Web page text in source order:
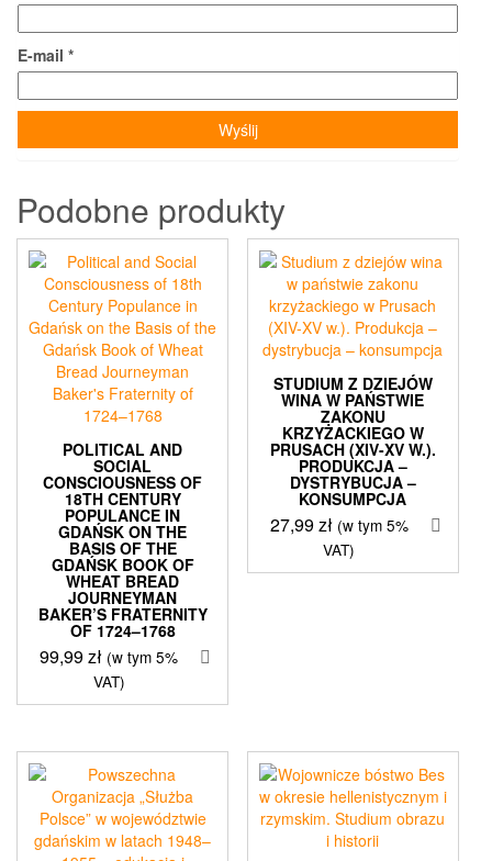
E-mail *
Podobne produkty
POLITICAL AND
SOCIAL
CONSCIOUSNESS OF
18TH CENTURY
POPULANCE IN
GDAŃSK ON THE
BASIS OF THE
GDAŃSK BOOK OF
WHEAT BREAD
JOURNEYMAN
BAKER’S FRATERNITY
OF 1724–1768
99,99zł (w tym 5%
VAT)
STUDIUM Z DZIEJÓW
WINA W PAŃSTWIE
ZAKONU
KRZYŻACKIEGO W
PRUSACH (XIV-XV W.).
PRODUKCJA –
DYSTRYBUCJA –
KONSUMPCJA
27,99zł (w tym 5%
VAT)